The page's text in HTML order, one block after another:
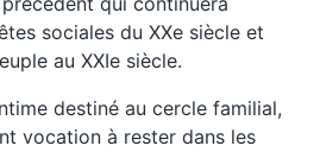
sociales du XXe siècle et
au XXIe siècle.
destiné au cercle familial,
vocation à rester dans les